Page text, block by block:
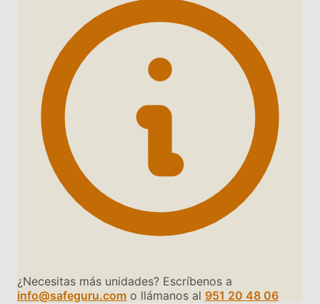
¿Necesitas más unidades? Escríbenos a
info@safeguru.com o llámanos al 951 20 48 06